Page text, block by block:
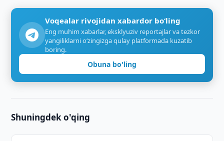
Voqealar rivojidan xabardor bo‘ling
Eng muhim xabarlar, eksklyuziv reportajlar va tezkor
yangiliklarni o‘zingizga qulay platformada kuzatib
boring.
Obuna bo'ling
Shuningdek o'qing